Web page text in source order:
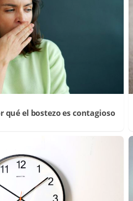
qué el bostezo es contagioso